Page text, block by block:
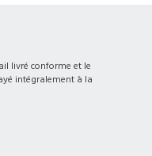
livré conforme et le
intégralement à la